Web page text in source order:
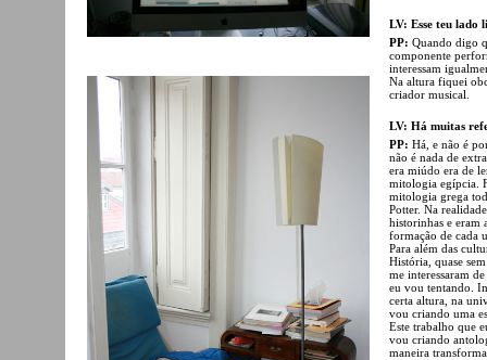
LV: Esse teu lado
PP: Quando digo
componente
interessam
Na altura fiquei
criador musical.
LV: Há muitas
PP: Há, e não é
não é nada de
era miúdo era de
mitologia egípcia.
mitologia grega
Potter. Na
historinhas e eram
formação de cada
Para além das
História, quase
me interessaram
eu vou tentando.
certa altura, na
vou criando uma
Este trabalho que
vou criando
maneira